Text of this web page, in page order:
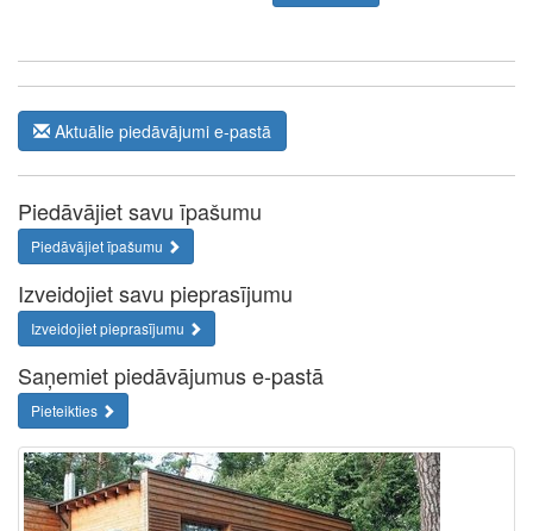
Aktuālie piedāvājumi e-pastā
Piedāvājiet savu īpašumu
Piedāvājiet īpašumu
Izveidojiet savu pieprasījumu
Izveidojiet pieprasījumu
Saņemiet piedāvājumus e-pastā
Pieteikties